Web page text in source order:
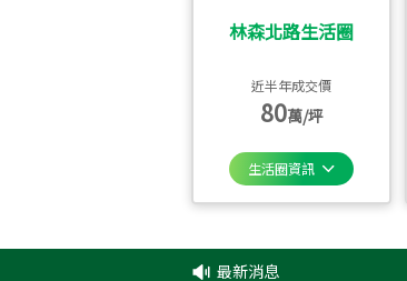
林森北路生活圈
近半年成交價
80萬/坪
生活圈資訊
最新消息